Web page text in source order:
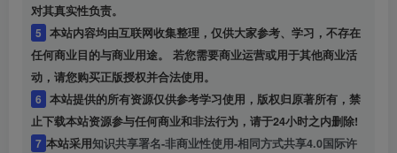
对其真实性负责。
5
任何商业目的与商业用途。 若您需要商业运营或用于其他商业活
动，请您购买正版授权并合法使用。
6 本站提供的所有资源仅供参考学习使用，版权归原著所有，禁
止下载本站资源参与任何商业和非法行为，请于24小时之内删除!
7 本站采用知识共享署名-非商业性使用-相同方式共享4.0国际许